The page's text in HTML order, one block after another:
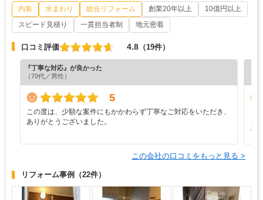
内装 水まわり 総合リフォーム 創業20年以上
10億円以上
スピード見積り
一貫担当者制 地元密着
口コミ評価 4.8 （19件）
『丁寧な対応』が良かった
（70代／男性）
5
この度は、少額な案件にもかかわらず丁寧なご対応をいただき、
ありがとうございました。
ろ
て
この会社の口コミをもっと見る >
リフォーム事例 （22件）